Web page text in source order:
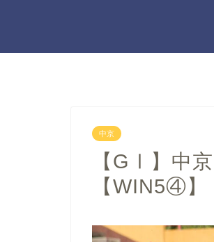
中京
【GⅠ】中
【WIN5④】